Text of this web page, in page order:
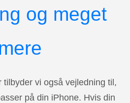
og meget
tilbyder vi også vejledning til,
på din iPhone. Hvis din